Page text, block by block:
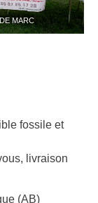
MARC
fossile et
livraison
(AB)